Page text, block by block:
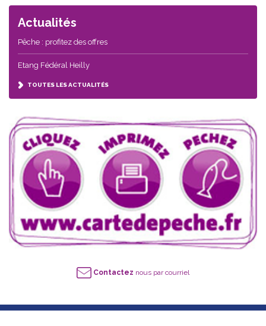
Actualités
Pêche : profitez des offres
Etang Fédéral Heilly
TOUTES LES ACTUALITÉS
Contactez nous par courriel